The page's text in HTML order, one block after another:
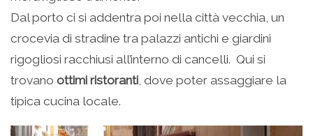
Dal porto ci si addentra poi nella città vecchia, un
crocevia di stradine tra palazzi antichi e giardini
rigogliosi racchiusi all’interno di cancelli. Qui si
trovano ottimi ristoranti , dove poter assaggiare la
tipica cucina locale.